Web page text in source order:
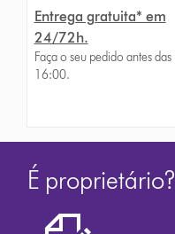
Entrega gratuita* em
24/72h.
Faça o seu pedido antes das
16:00.
É proprietário?